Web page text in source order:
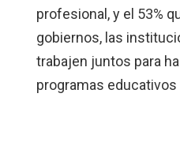
profesional, y el 53%
gobiernos, las
trabajen juntos para
programas educativos